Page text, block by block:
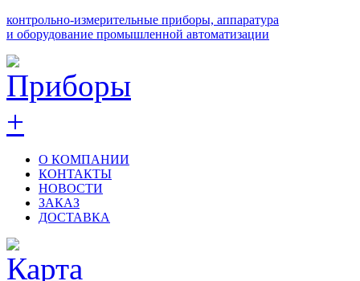
контрольно-измерительные приборы, аппаратура
и оборудование промышленной автоматизации
О КОМПАНИИ
КОНТАКТЫ
НОВОСТИ
ЗАКАЗ
ДОСТАВКА